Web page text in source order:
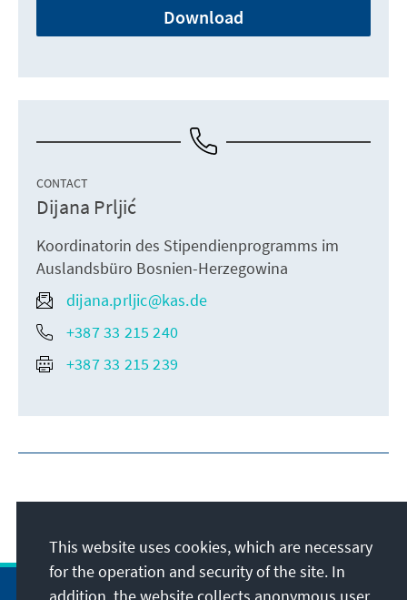
Download
CONTACT
Dijana Prljić
Koordinatorin des Stipendienprogramms im
Auslandsbüro Bosnien-Herzegowina
dijana.prljic@kas.de
+387 33 215 240
+387 33 215 239
This website uses cookies, which are necessary
for the operation and security of the site. In
addition, the website collects anonymous user